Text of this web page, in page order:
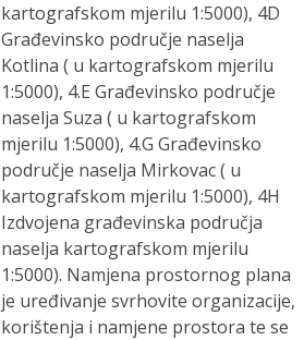
kartografskom mjerilu 1:5000), 4D
Građevinsko područje naselja
Kotlina ( u kartografskom mjerilu
1:5000), 4.E Građevinsko područje
naselja Suza ( u kartografskom
mjerilu 1:5000), 4.G Građevinsko
područje naselja Mirkovac ( u
kartografskom mjerilu 1:5000), 4H
Izdvojena građevinska područja
naselja kartografskom mjerilu
1:5000). Namjena prostornog plana
je uređivanje svrhovite organizacije,
korištenja i namjene prostora te se